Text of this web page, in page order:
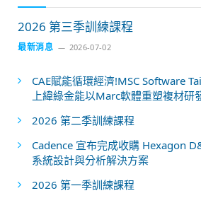
2026 第三季訓練課程
最新消息 2026-07-02
CAE賦能循環經濟!MSC Software
上緯綠金能以Marc軟體重塑複材研
2026 第二季訓練課程
Cadence 宣布完成收購 Hexagon
系統設計與分析解決方案
2026 第一季訓練課程